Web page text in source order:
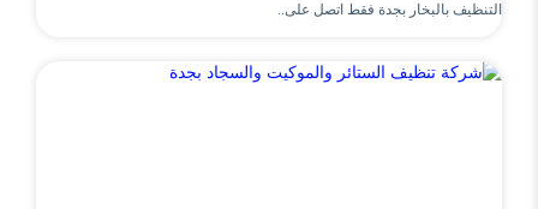
التنظيف بالبخار بجدة فقط اتصل على..